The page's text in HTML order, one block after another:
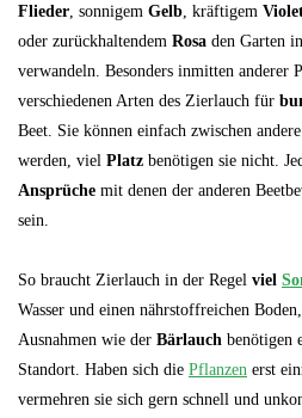
Flieder, sonnigem Gelb, kräftigem
oder zurückhaltendem Rosa den Garten
verwandeln. Besonders inmitten anderer
verschiedenen Arten des Zierlauch für
Beet. Sie können einfach zwischen andere
werden, viel Platz benötigen sie nicht.
Ansprüche mit denen der anderen
sein.
So braucht Zierlauch in der Regel viel
Wasser und einen nährstoffreichen
Ausnahmen wie der Bärlauch benötigen
Standort. Haben sich die Pflanzen erst
vermehren sie sich gern schnell und